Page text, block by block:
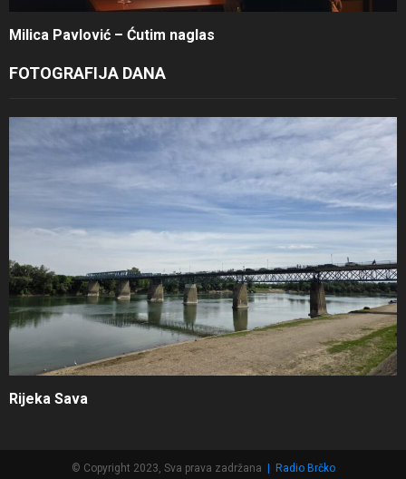
Milica Pavlović – Ćutim naglas
FOTOGRAFIJA DANA
Rijeka Sava
© Copyright 2023, Sva prava zadržana Radio Brčko